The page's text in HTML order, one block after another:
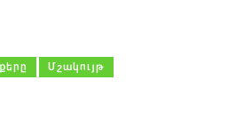
Մշակույթ